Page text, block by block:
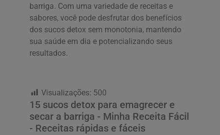
barriga. Com uma variedade de receitas e
sabores, você pode desfrutar dos benefícios
dos sucos detox sem monotonia, mantendo
sua saúde em dia e potencializando seus
resultados.
Visualizações: 500
15 sucos detox para emagrecer e
secar a barriga - Minha Receita Fácil
- Receitas rápidas e fáceis